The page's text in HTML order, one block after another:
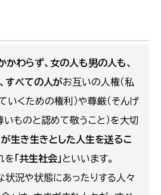
かわらず、女の人も男の人も、
すべての人がお互いの人権（私
いくための権利）や尊厳（そんげ
いものと認めて敬うこと）を大切
生き生きとした人生を送るこ
を 「共生社会」 といいます。
状況や状態にあったりする人々